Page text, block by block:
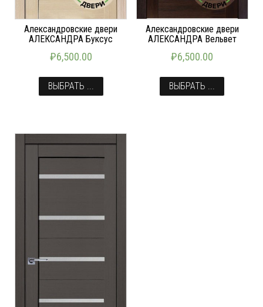
Александровские двери
АЛЕКСАНДРА Буксус
₽6,500.00
ВЫБРАТЬ ...
Александровские двери
АЛЕКСАНДРА Вельвет
₽6,500.00
ВЫБРАТЬ ...